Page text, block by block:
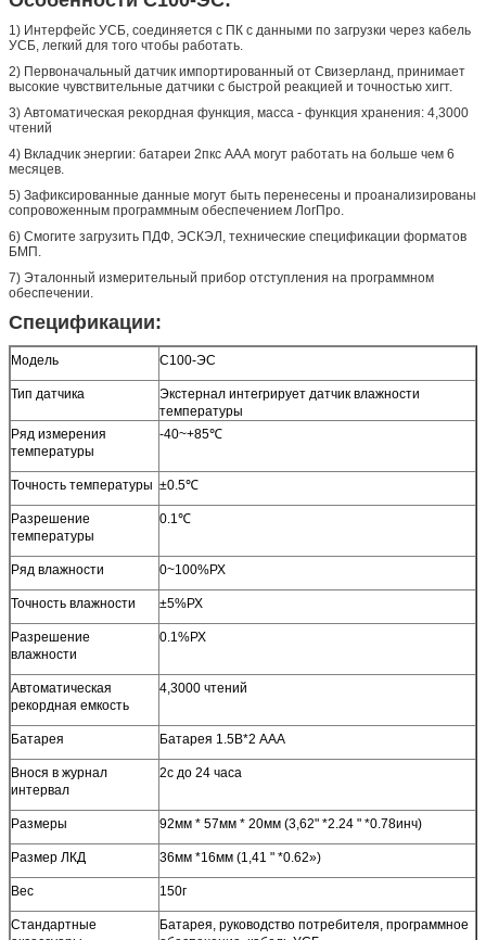
1) Интерфейс УСБ, соединяется с ПК с данными по загрузки через кабель
УСБ, легкий для того чтобы работать.
2) Первоначальный датчик импортированный от Свизерланд, принимает
высокие чувствительные датчики с быстрой реакцией и точностью хигт.
3) Автоматическая рекордная функция, масса - функция хранения: 4,3000
чтений
4) Вкладчик энергии: батареи 2пкс ААА могут работать на больше чем 6
месяцев.
5) Зафиксированные данные могут быть перенесены и проанализированы
сопровоженным программным обеспечением ЛогПро.
6) Смогите загрузить ПДФ, ЭСКЭЛ, технические спецификации форматов
БМП.
7) Эталонный измерительный прибор отступления на программном
обеспечении.
Спецификации:
Модель С100-ЭС
Тип датчика
Экстернал интегрирует датчик влажности
температуры
Ряд измерения
температуры
-40~+85℃
Точность температуры ±0.5℃
Разрешение
температуры
0.1℃
Ряд влажности 0~100%РХ
Точность влажности ±5%РХ
Разрешение
влажности
0.1%РХ
Автоматическая
рекордная емкость
4,3000 чтений
Батарея Батарея 1.5В*2 ААА
Внося в журнал
интервал
2с до 24 часа
Размеры 92мм * 57мм * 20мм (3,62" *2.24 " *0.78инч)
Размер ЛКД 36мм *16мм (1,41 " *0.62»)
Вес 150г
Стандартные
Батарея, руководство потребителя, программное